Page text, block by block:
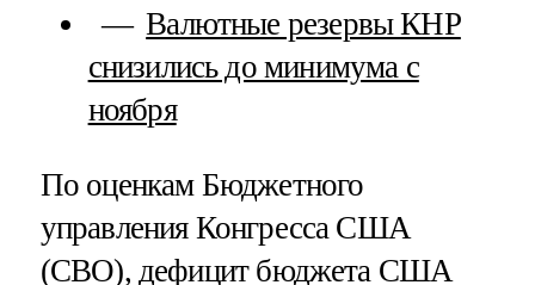
Валютные резервы КНР
снизились до минимума с
ноября
По оценкам Бюджетного
управления Конгресса США
(CBO), дефицит бюджета США